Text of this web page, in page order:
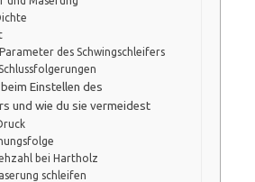
des Schwingschleifers
Einstellen des
und wie du sie vermeidest
bei Hartholz
schleifen